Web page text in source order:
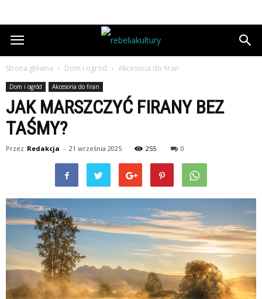
Strona główna Dom i ogród Akcesoria do firan
Dom i ogród Akcesoria do firan
JAK MARSZCZYĆ FIRANY BEZ
TAŚMY?
Przez Redakcja - 21 września 2025 255 0